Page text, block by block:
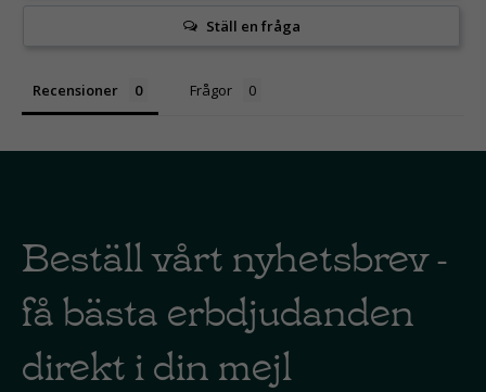
Ställ en fråga
Recensioner Frågor
Beställ vårt nyhetsbrev -
få bästa erbdjudanden
direkt i din mejl